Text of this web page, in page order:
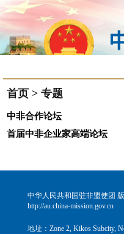
首页> 专题
中非合作论坛
首届中非企业家高端论坛
中华人民共和国驻非盟使团
http://au.china-mission.gov.cn
地址：Zone 2, Kikos Subcity,